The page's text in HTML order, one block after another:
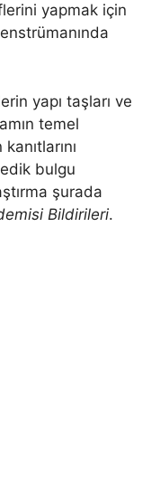
yapmak için
yapı taşları ve
temel
bulgu
şurada
Bildirileri.